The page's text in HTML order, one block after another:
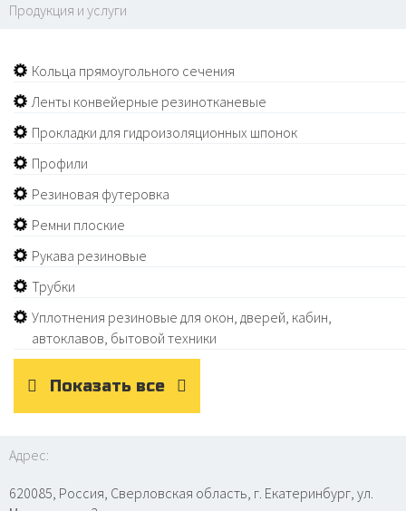
Продукция и услуги
Кольца прямоугольного сечения
Ленты конвейерные резинотканевые
Прокладки для гидроизоляционных шпонок
Профили
Резиновая футеровка
Ремни плоские
Рукава резиновые
Трубки
Уплотнения резиновые для окон, дверей, кабин,
автоклавов, бытовой техники
Показать все
Адрес:
620085, Россия, Сверловская область, г. Екатеринбург, ул.